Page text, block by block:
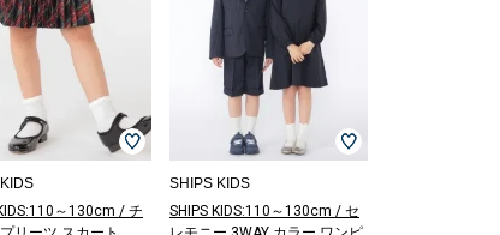
～130cm / チ
SHIPS KIDS
SHIPS KIDS:110～130cm / セ